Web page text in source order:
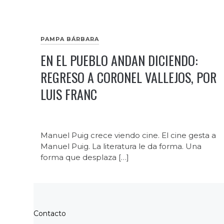
PAMPA BÁRBARA
EN EL PUEBLO ANDAN DICIENDO:
REGRESO A CORONEL VALLEJOS, POR
LUIS FRANC
Manuel Puig crece viendo cine. El cine gesta a
Manuel Puig. La literatura le da forma. Una
forma que desplaza […]
Contacto